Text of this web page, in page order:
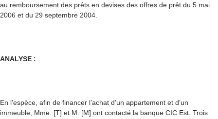
au remboursement des prêts en devises des offres de prêt du 5 mai
2006 et du 29 septembre 2004.
ANALYSE :
En l’espèce, afin de financer l’achat d’un appartement et d’un
immeuble, Mme. [T] et M. [M] ont contacté la banque CIC Est. Trois